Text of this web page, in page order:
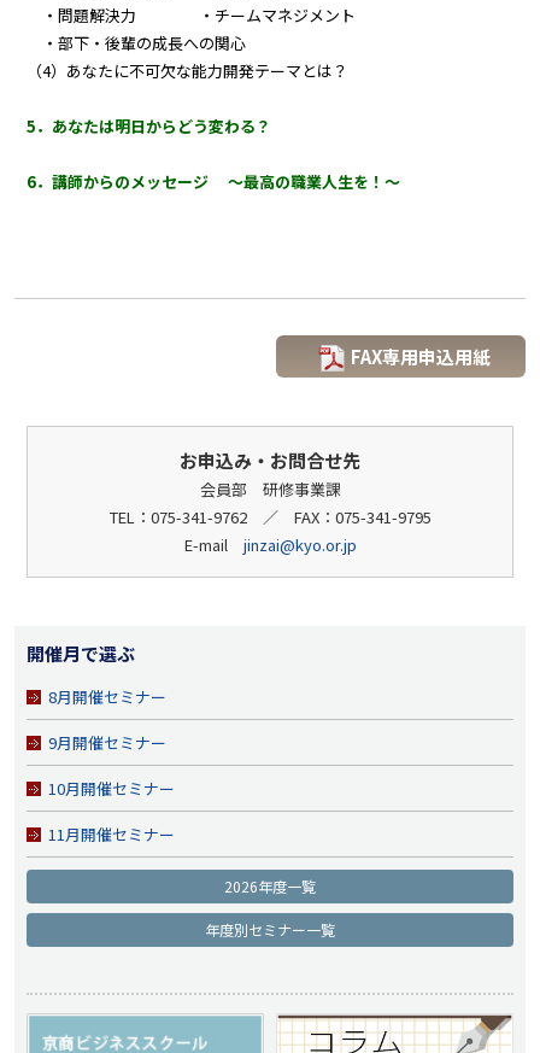
開催月で選ぶ
8月開催セミナー
9月開催セミナー
10月開催セミナー
11月開催セミナー
2026年度一覧
年度別セミナー一覧
・問題解決力 ・チームマネジメント
・部下・後輩の成長への関心
（4）あなたに不可欠な能力開発テーマとは？
5．あなたは明日からどう変わる？
6．講師からのメッセージ 〜最高の職業人生を！〜
FAX専用申込用紙
お申込み・お問合せ先
会員部 研修事業課
TEL：075-341-9762 ／ FAX：075-341-9795
E-mail jinzai@kyo.or.jp